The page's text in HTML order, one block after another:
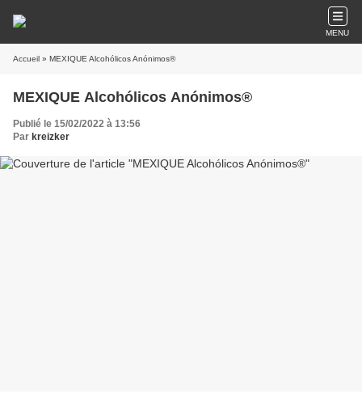
MENU
Accueil » MEXIQUE Alcohólicos Anónimos®
MEXIQUE Alcohólicos Anónimos®
Publié le 15/02/2022 à 13:56
Par kreizker